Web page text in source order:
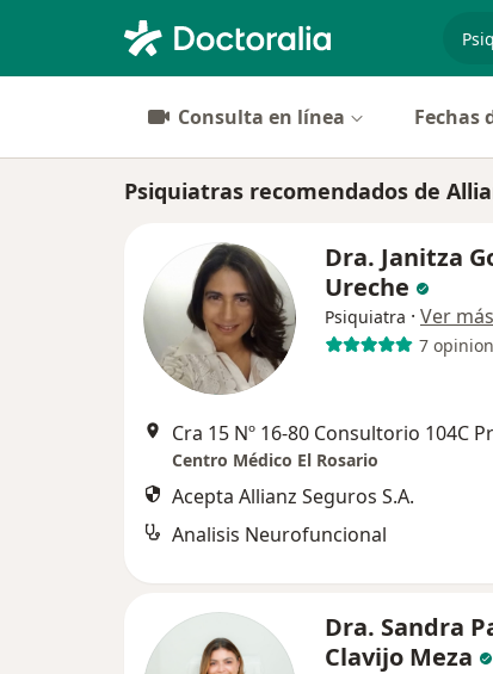
Consulta en línea Fechas
Psiquiatras recomendados de
Dra. Janitza
Ureche
Psiquiatra · Ver más
7
Centro Médico El Rosario
Acepta Allianz Seguros S.A.
Analisis Neurofuncional
Dra. Sandra
Clavijo Meza